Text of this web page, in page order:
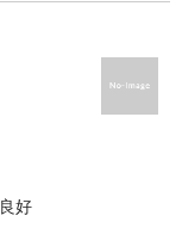
好